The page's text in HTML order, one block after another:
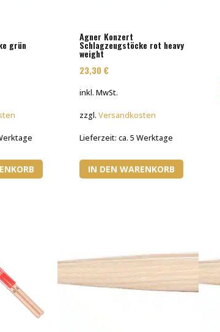
grün
Agner Konzert
Schlagzeugstöcke rot heavy
weight
23,30€
inkl. MwSt.
zzgl.Versandkosten
Lieferzeit:ca. 5 Werktage
IN DEN WARENKORB